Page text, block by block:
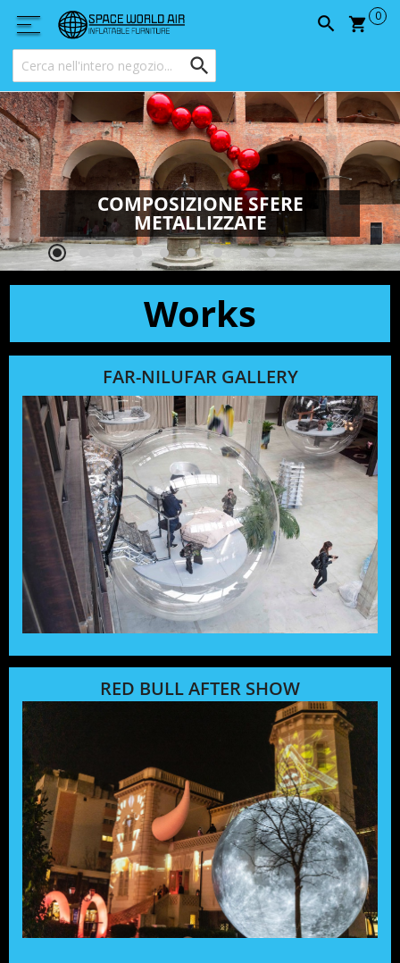
COMPOSIZIONE SFERE
METALLIZZATE
Works
FAR-NILUFAR GALLERY
RED BULL AFTER SHOW